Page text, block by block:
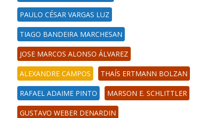
PAULO CÉSAR VARGAS LUZ
TIAGO BANDEIRA MARCHESAN
JOSE MARCOS ALONSO ÁLVAREZ
ALEXANDRE CAMPOS THAÍS ERTMANN BOLZAN
RAFAEL ADAIME PINTO MARSON E. SCHLITTLER
GUSTAVO WEBER DENARDIN